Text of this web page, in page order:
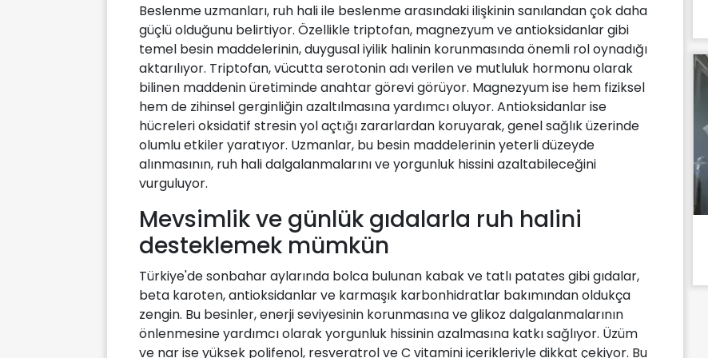
Beslenme uzmanları, ruh hali ile beslenme arasındaki ilişkinin sanılandan çok daha
güçlü olduğunu belirtiyor. Özellikle triptofan, magnezyum ve antioksidanlar gibi
temel besin maddelerinin, duygusal iyilik halinin korunmasında önemli rol oynadığı
aktarılıyor. Triptofan, vücutta serotonin adı verilen ve mutluluk hormonu olarak
bilinen maddenin üretiminde anahtar görevi görüyor. Magnezyum ise hem fiziksel
hem de zihinsel gerginliğin azaltılmasına yardımcı oluyor. Antioksidanlar ise
hücreleri oksidatif stresin yol açtığı zararlardan koruyarak, genel sağlık üzerinde
olumlu etkiler yaratıyor. Uzmanlar, bu besin maddelerinin yeterli düzeyde
alınmasının, ruh hali dalgalanmalarını ve yorgunluk hissini azaltabileceğini
vurguluyor.
Mevsimlik ve günlük gıdalarla ruh halini
desteklemek mümkün
Türkiye'de sonbahar aylarında bolca bulunan kabak ve tatlı patates gibi gıdalar,
beta karoten, antioksidanlar ve karmaşık karbonhidratlar bakımından oldukça
zengin. Bu besinler, enerji seviyesinin korunmasına ve glikoz dalgalanmalarının
önlenmesine yardımcı olarak yorgunluk hissinin azalmasına katkı sağlıyor. Üzüm
ve nar ise yüksek polifenol, resveratrol ve C vitamini içerikleriyle dikkat çekiyor. Bu